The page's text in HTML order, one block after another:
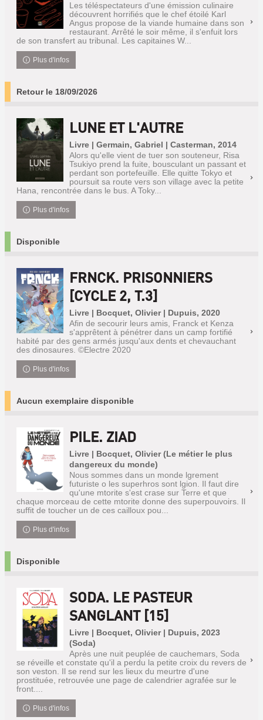
Les téléspectateurs d'une émission culinaire
découvrent horrifiés que le chef étoilé Karl
Angus propose de la viande humaine dans son
restaurant. Arrêté le soir même, il s'enfuit lors
de son transfert au tribunal. Les capitaines W...
Plus d'infos
Retour le 18/09/2026
LUNE ET L'AUTRE
Livre | Germain, Gabriel | Casterman, 2014
Alors qu'elle vient de tuer son souteneur, Risa
Tsukiyo prend la fuite, bousculant un passant et
perdant son portefeuille. Elle quitte Tokyo et
poursuit sa route vers son village avec la petite
Hana, rencontrée dans le bus. A Toky...
Plus d'infos
Disponible
FRNCK. PRISONNIERS
[CYCLE 2, T.3]
Livre | Bocquet, Olivier | Dupuis, 2020
Afin de secourir leurs amis, Franck et Kenza
s'apprêtent à pénétrer dans un camp fortifié
habité par des gens armés jusqu'aux dents et chevauchant
des dinosaures. ©Electre 2020
Plus d'infos
Aucun exemplaire disponible
PILE. ZIAD
Livre | Bocquet, Olivier (Le métier le plus
dangereux du monde)
Nous sommes dans un monde lgrement
futuriste o les superhros sont lgion. Il faut dire
qu'une mtorite s'est crase sur Terre et que
chaque morceau de cette mtorite donne des superpouvoirs. Il
suffit de toucher un de ces cailloux pou...
Plus d'infos
Disponible
SODA. LE PASTEUR
SANGLANT [15]
Livre | Bocquet, Olivier | Dupuis, 2023
(Soda)
Après une nuit peuplée de cauchemars, Soda
se réveille et constate qu'il a perdu la petite croix du revers de
son veston. Il se rend sur les lieux du meurtre d'une
prostituée, retrouvée une page de calendrier agrafée sur le
front....
Plus d'infos